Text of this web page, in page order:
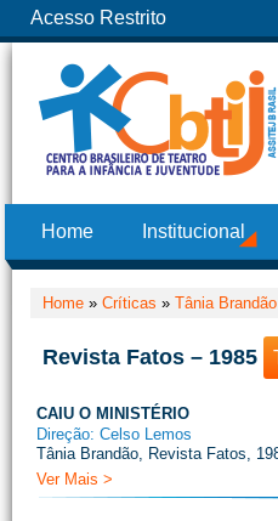
Acesso Restrito
Home Institucional
Home » Críticas » Tânia Brandão
Revista Fatos – 1985
CAIU O MINISTÉRIO
Direção: Celso Lemos
Tânia Brandão, Revista Fatos,
Ver Mais >